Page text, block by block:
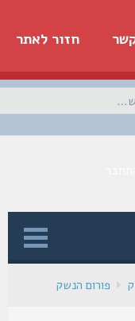
חזור לאתר
פורום הנשק